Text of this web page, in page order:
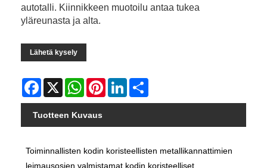
autotalli. Kiinnikkeen muotoilu antaa tukea
yläreunasta ja alta.
Lähetä kysely
Facebook
X WhatsAppPinterestLinkedIn
Tuotteen Kuvaus
Toiminnallisten kodin koristeellisten metallikannattimien
leimausosien valmistamat kodin koristeelliset